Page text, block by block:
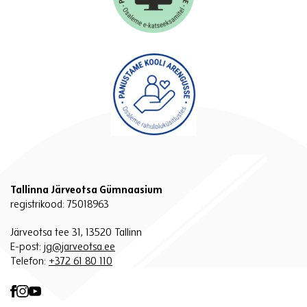
Tallinna Järveotsa Gümnaasium
registrikood: 75018963
Järveotsa tee 31, 13520 Tallinn
E-post: jg@jarveotsa.ee
Telefon: +372 61 80 110